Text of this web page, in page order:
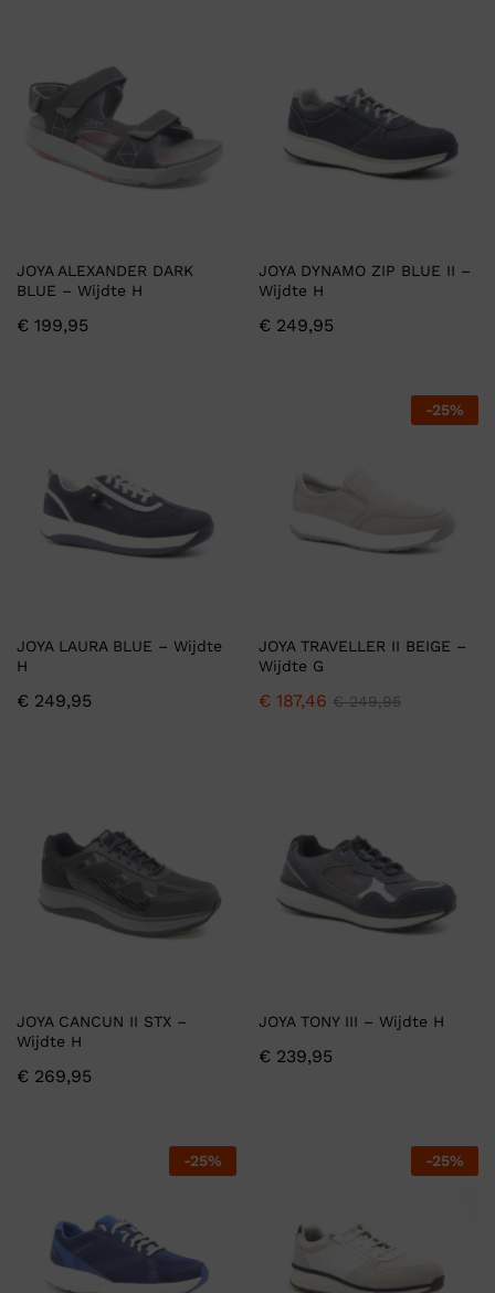
JOYA ALEXANDER DARK
BLUE – Wijdte H
€ 199,95
JOYA DYNAMO ZIP BLUE II –
Wijdte H
€ 249,95
JOYA LAURA BLUE – Wijdte
H
€ 249,95
-25%
JOYA TRAVELLER II BEIGE –
Wijdte G
€ 187,46 €249,95
JOYA CANCUN II STX –
Wijdte H
€ 269,95
JOYA TONY III – Wijdte H
€ 239,95
-25% -25%